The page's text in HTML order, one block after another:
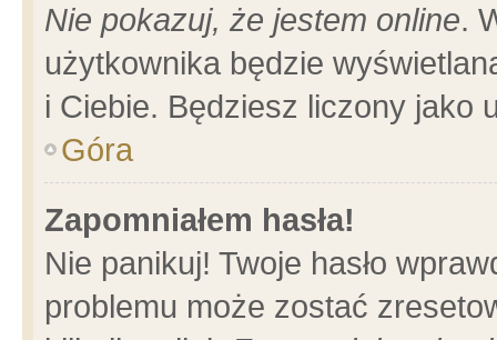
Nie pokazuj, że jestem online.
użytkownika będzie
i Ciebie. Będziesz liczony jako
Góra
Zapomniałem hasła!
Nie panikuj! Twoje hasło
problemu może zostać